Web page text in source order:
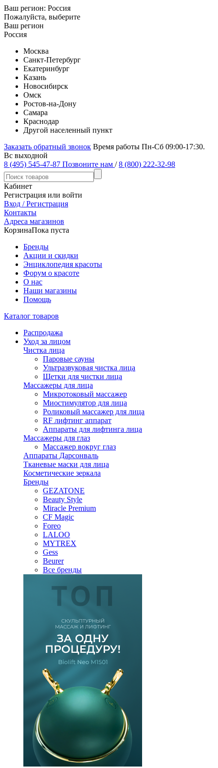
Ваш регион: Россия
Пожалуйста, выберите
Ваш регион
Россия
Москва
Санкт-Петербург
Екатеринбург
Казань
Новосибирск
Омск
Ростов-на-Дону
Самара
Краснодар
Другой населенный пункт
Заказать обратный звонок Время работы Пн-Сб 09:00-17:30.
Вс выходной
8 (495) 545-47-87 Позвоните нам / 8 (800) 222-32-98
Кабинет
Регистрация или войти
Вход / Регистрация
Контакты
Адреса магазинов
КорзинаПока пуста
Бренды
Акции и скидки
Энциклопедия красоты
Форум о красоте
О нас
Наши магазины
Помощь
Каталог товаров
Распродажа
Уход за лицом
Чистка лица
Паровые сауны
Ультразвуковая чистка лица
Щетки для чистки лица
Массажеры для лица
Микротоковый массажер
Миостимулятор для лица
Роликовый массажер для лица
RF лифтинг аппарат
Аппараты для лифтинга лица
Массажеры для глаз
Массажер вокруг глаз
Аппараты Дарсонваль
Тканевые маски для лица
Косметические зеркала
Бренды
GEZATONE
Beauty Style
Miracle Premium
CF Magic
Foreo
LALOO
MYTREX
Gess
Beurer
Все бренды